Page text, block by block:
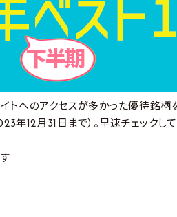
トへのアクセスが多かった優待銘柄
12月31日まで）。早速チェックして